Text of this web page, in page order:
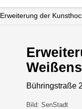
Erweiterung der
Bühringstraße
Bild: SenStadt